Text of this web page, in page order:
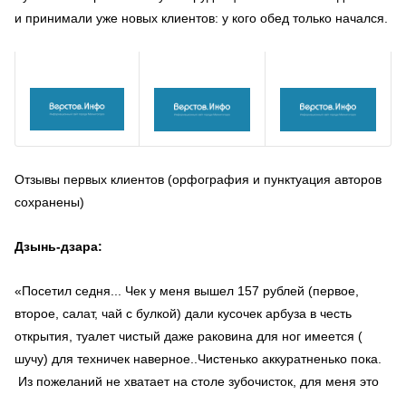
и принимали уже новых клиентов: у кого обед только начался.
Отзывы первых клиентов (орфография и пунктуация авторов
сохранены)
Дзынь-дзара:
«Посетил седня... Чек у меня вышел 157 рублей (первое,
второе, салат, чай с булкой) дали кусочек арбуза в честь
открытия, туалет чистый даже раковина для ног имеется (
шучу) для техничек наверное..Чистенько аккуратненько пока.
Из пожеланий не хватает на столе зубочисток, для меня это